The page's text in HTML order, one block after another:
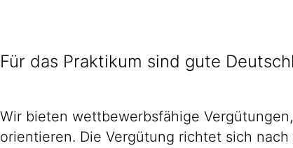
Für das Praktikum sind gute
Wir bieten wettbewerbsfähige
orientieren. Die Vergütung richtet sich